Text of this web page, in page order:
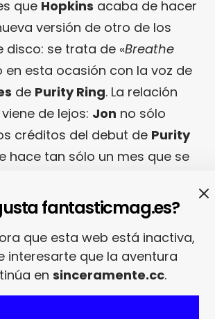
que Hopkins acaba de hacer
versión de otro de los
disco: se trata de «Breathe
en esta ocasión con la voz de
de Purity Ring. La relación
de lejos: Jon no sólo
créditos del debut de Purity
hace tan sólo un mes que se
cargo del mismo Hopkins.
de tiempo queMegan Jamesle
favor. ¡Y vaya cómo lo ha
fantasticmag.es?
que esta web está inactiva,
interesarte que la aventura
en sinceramente.cc.